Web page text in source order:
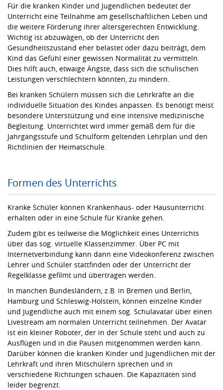
Für die kranken Kinder und Jugendlichen bedeutet der
Unterricht eine Teilnahme am gesellschaftlichen Leben und
die weitere Förderung ihrer altersgerechten Entwicklung.
Wichtig ist abzuwägen, ob der Unterricht den
Gesundheitszustand eher belastet oder dazu beiträgt, dem
Kind das Gefühl einer gewissen Normalität zu vermitteln.
Dies hilft auch, etwaige Ängste, dass sich die schulischen
Leistungen verschlechtern könnten, zu mindern.
Bei kranken Schülern müssen sich die Lehrkräfte an die
individuelle Situation des Kindes anpassen. Es benötigt meist
besondere Unterstützung und eine intensive medizinische
Begleitung. Unterrichtet wird immer gemäß dem für die
Jahrgangsstufe und Schulform geltenden Lehrplan und den
Richtlinien der Heimatschule.
Formen des Unterrichts
Kranke Schüler können Krankenhaus- oder Hausunterricht
erhalten oder in eine Schule für Kranke gehen.
Zudem gibt es teilweise die Möglichkeit eines Unterrichts
über das sog. virtuelle Klassenzimmer. Über PC mit
Internetverbindung kann dann eine Videokonferenz zwischen
Lehrer und Schüler stattfinden oder der Unterricht der
Regelklasse gefilmt und übertragen werden.
In manchen Bundesländern, z.B. in Bremen und Berlin,
Hamburg und Schleswig-Holstein, können einzelne Kinder
und Jugendliche auch mit einem sog. Schulavatar über einen
Livestream am normalen Unterricht teilnehmen. Der Avatar
ist ein kleiner Roboter, der in der Schule steht und auch zu
Ausflügen und in die Pausen mitgenommen werden kann.
Darüber können die kranken Kinder und Jugendlichen mit der
Lehrkraft und ihren Mitschülern sprechen und in
verschiedene Richtungen schauen. Die Kapazitäten sind
leider begrenzt.